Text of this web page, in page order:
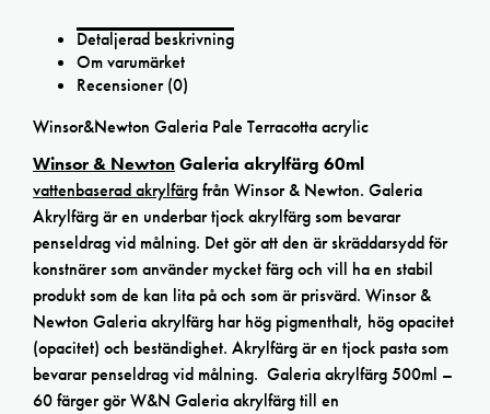
Detaljerad beskrivning
Om varumärket
Recensioner (0)
Winsor&Newton Galeria Pale Terracotta acrylic
Winsor & NewtonGaleria akrylfärg 60ml
vattenbaserad akrylfärgfrån Winsor & Newton. Galeria
Akrylfärg är en underbar tjock akrylfärg som bevarar
penseldrag vid målning. Det gör att den är skräddarsydd för
konstnärer som använder mycket färg och vill ha en stabil
produkt som de kan lita på och som är prisvärd. Winsor &
Newton Galeria akrylfärg har hög pigmenthalt, hög opacitet
(opacitet) och beständighet. Akrylfärg är en tjock pasta som
bevarar penseldrag vid målning. Galeria akrylfärg 500ml –
60 färger gör W&N Galeria akrylfärg till en